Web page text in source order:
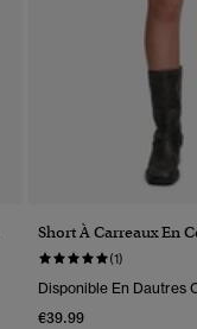
Short À Carreaux En
(1)
Disponible En Dautres
€39.99